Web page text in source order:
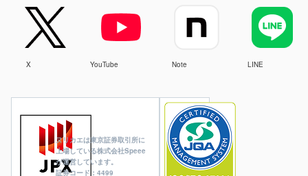
ヌリカエは東京証券取引所に
上場している株式会社Speee
が運営しています。
証券コード：4499
X YouTube Note LINE